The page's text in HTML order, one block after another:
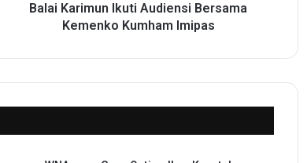
a
L
y
Balai Karimun Ikuti Audiensi Bersama
Kemenko Kumham Imipas